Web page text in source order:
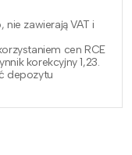
zawierają VAT i
cen RCE
korekcyjny 1,23.
depozytu